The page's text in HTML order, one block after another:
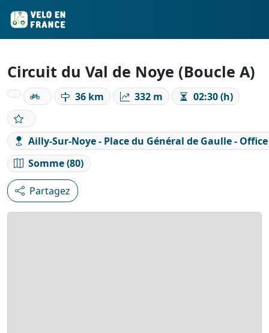
Circuit du Val de Noye (Boucle A)
36 km 332 m 02:30 (h)
Ailly-Sur-Noye - Place du Général de Gaulle -
Somme (80)
Partagez